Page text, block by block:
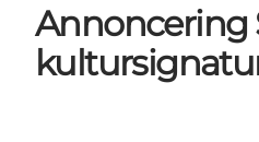
Om Wonderful
Annoncering